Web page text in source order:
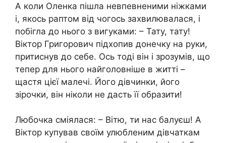
А коли Оленка пішла невпевненими ніжками
і, якось раптом від чогось захвилювалася, і
побігла до нього з вигуками: – Тату, тату!
Віктор Григорович підхопив донечку на руки,
притиснув до себе. Ось тоді він і зрозумів, що
тепер для нього найголовніше в житті –
щастя цієї малечі. Його дівчинки, його
зірочки, він ніколи не дасть її образити!
Любочка сміялася: – Вітю, ти нас балуєш! А
Віктор купував своїм улюбленим дівчаткам